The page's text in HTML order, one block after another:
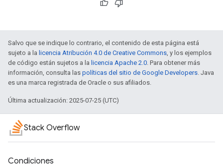
Salvo que se indique lo contrario, el contenido de esta página está
sujeto a la licencia Atribución 4.0 de Creative Commons, y los ejemplos
de código están sujetos a la licencia Apache 2.0. Para obtener más
información, consulta las políticas del sitio de Google Developers. Java
es una marca registrada de Oracle o sus afiliados.
Última actualización: 2025-07-25 (UTC)
Stack Overflow
Condiciones